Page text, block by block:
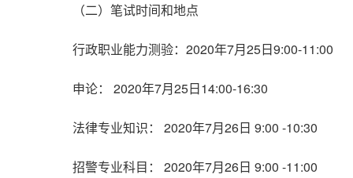
（二）笔试时间和地点
行政职业能力测验：2020年7月25日9:00-11:00
申论： 2020年7月25日14:00-16:30
法律专业知识： 2020年7月26日 9:00 -10:30
招警专业科目： 2020年7月26日 9:00 -11:00